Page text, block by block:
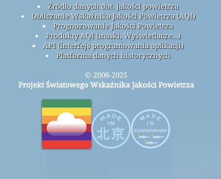
Źródło danych dot. jakości powietrza
Obliczanie Wskaźnika Jakości Powietrza (AQI)
Prognozowanie Jakości Powietrza
Produkty AQI (maski, Wyświetlacze...)
API (interfejs programowania aplikacji)
Platforma danych historycznych
© 2008-2025
Projekt Światowego Wskaźnika Jakości Powietrza